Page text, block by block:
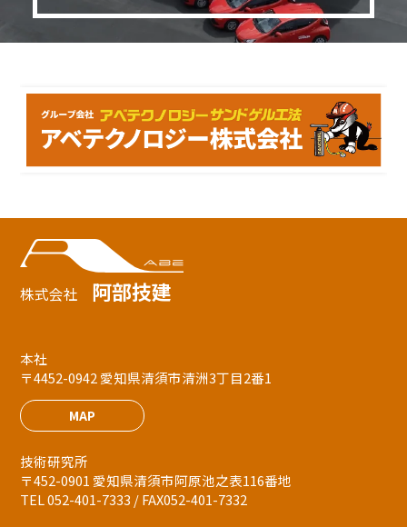
株式会社 阿部技建
本社
〒4452-0942 愛知県清須市清洲3丁目2番1
MAP
技術研究所
〒452-0901 愛知県清須市阿原池之表116番地
TEL 052-401-7333 / FAX052-401-7332